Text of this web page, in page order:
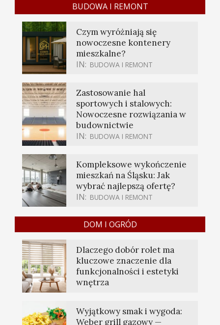
BUDOWA I REMONT
Czym wyróżniają się
nowoczesne kontenery
mieszkalne?
IN: BUDOWA I REMONT
Zastosowanie hal
sportowych i stalowych:
Nowoczesne rozwiązania w
budownictwie
IN: BUDOWA I REMONT
Kompleksowe wykończenie
mieszkań na Śląsku: Jak
wybrać najlepszą ofertę?
IN: BUDOWA I REMONT
DOM I OGRÓD
Dlaczego dobór rolet ma
kluczowe znaczenie dla
funkcjonalności i estetyki
wnętrza
Wyjątkowy smak i wygoda:
Weber grill gazowy —